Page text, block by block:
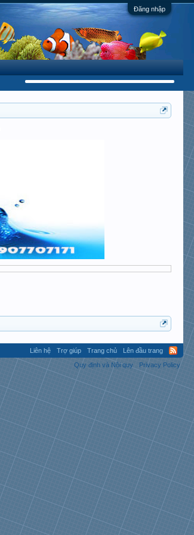
Đăng nhập
Liên hệ Trợ giúp Trang chủ
Lên đầu trang
Quy định và Nội quy
Privacy Policy